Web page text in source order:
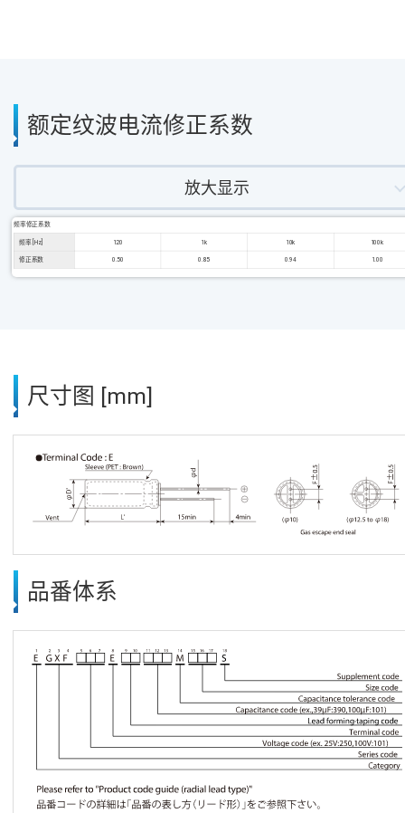
额定纹波电流修正系数
放大显示
频率修正系数
频率 [Hz] 120 1k 10k 100k
修正系数 0.50 0.85 0.94 1.00
尺寸图 [mm]
品番体系